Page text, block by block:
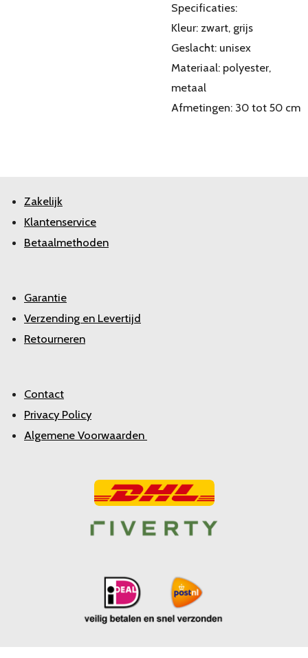
Specificaties:
Kleur: zwart, grijs
Geslacht: unisex
Materiaal: polyester,
metaal
Afmetingen: 30 tot 50 cm
Zakelijk
Klantenservice
Betaalmethoden
Garantie
Verzending en Levertijd
Retourneren
Contact
Privacy Policy
Algemene Voorwaarden